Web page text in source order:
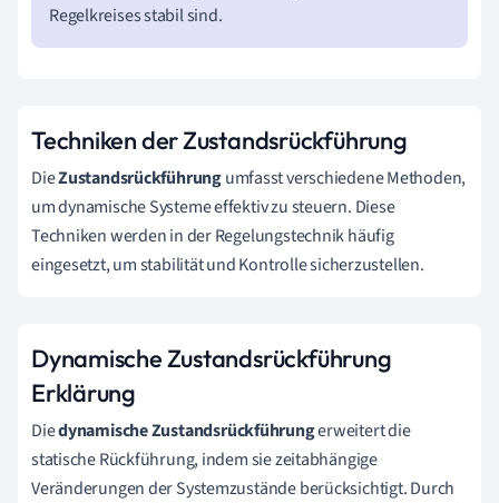
Regelkreises stabil sind.
Techniken der Zustandsrückführung
DieZustandsrückführungumfasst verschiedene Methoden,
um dynamische Systeme effektiv zu steuern. Diese
Techniken werden in der Regelungstechnik häufig
eingesetzt, um stabilität und Kontrolle sicherzustellen.
Dynamische Zustandsrückführung
Erklärung
Diedynamische Zustandsrückführungerweitert die
statische Rückführung, indem sie zeitabhängige
Veränderungen der Systemzustände berücksichtigt. Durch